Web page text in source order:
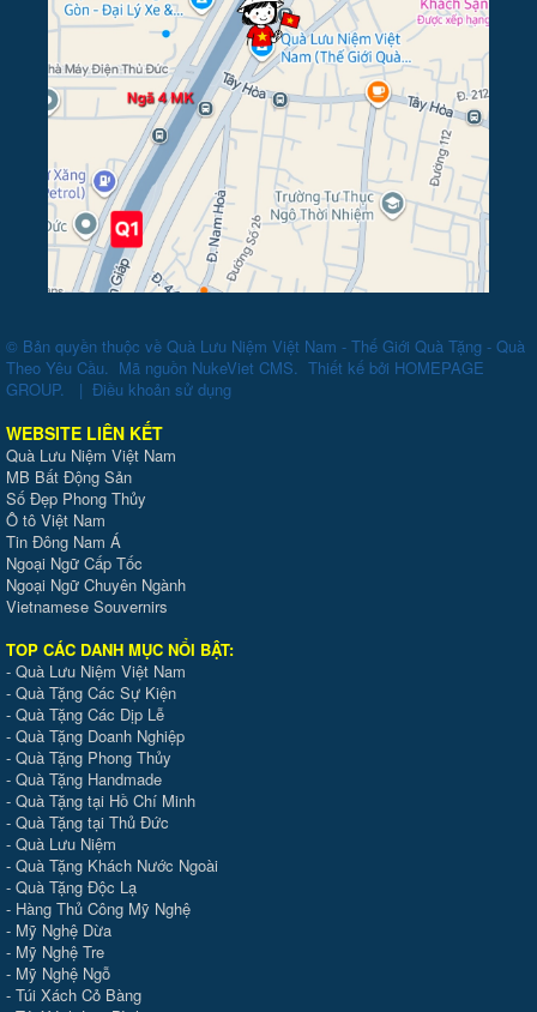
© Bản quyền thuộc về Quà Lưu Niệm Việt Nam - Thế Giới Quà Tặng - Quà
Theo Yêu Cầu. Mã nguồn NukeViet CMS. Thiết kế bởi HOMEPAGE
GROUP. | Điều khoản sử dụng
WEBSITE LIÊN KẾT
Quà Lưu Niệm Việt Nam
MB Bất Động Sản
Số Đẹp Phong Thủy
Ô tô Việt Nam
Tin Đông Nam Á
Ngoại Ngữ Cấp Tốc
Ngoại Ngữ Chuyên Ngành
Vietnamese Souvernirs
TOP CÁC DANH MỤC NỔI BẬT:
- Quà Lưu Niệm Việt Nam
- Quà Tặng Các Sự Kiện
- Quà Tặng Các Dịp Lễ
- Quà Tặng Doanh Nghiệp
- Quà Tặng Phong Thủy
- Quà Tặng Handmade
- Quà Tặng tại Hồ Chí Minh
- Quà Tặng tại Thủ Đức
- Quà Lưu Niệm
- Quà Tặng Khách Nước Ngoài
- Quà Tặng Độc Lạ
- Hàng Thủ Công Mỹ Nghệ
- Mỹ Nghệ Dừa
- Mỹ Nghệ Tre
- Mỹ Nghệ Ngỗ
- Túi Xách Cỏ Bàng